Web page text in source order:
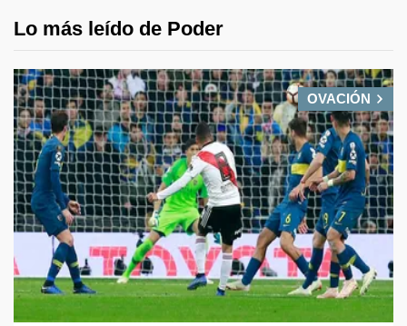
Lo más leído de Poder
OVACIÓN